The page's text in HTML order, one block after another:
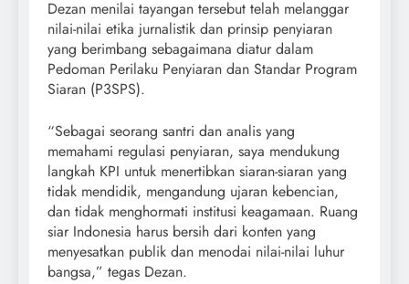
Dezan menilai tayangan tersebut telah melanggar
nilai-nilai etika jurnalistik dan prinsip penyiaran
yang berimbang sebagaimana diatur dalam
Pedoman Perilaku Penyiaran dan Standar Program
Siaran (P3SPS).
“Sebagai seorang santri dan analis yang
memahami regulasi penyiaran, saya mendukung
langkah KPI untuk menertibkan siaran-siaran yang
tidak mendidik, mengandung ujaran kebencian,
dan tidak menghormati institusi keagamaan. Ruang
siar Indonesia harus bersih dari konten yang
menyesatkan publik dan menodai nilai-nilai luhur
bangsa,” tegas Dezan.